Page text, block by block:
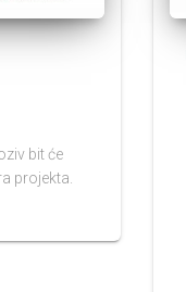
bit će
projekta.